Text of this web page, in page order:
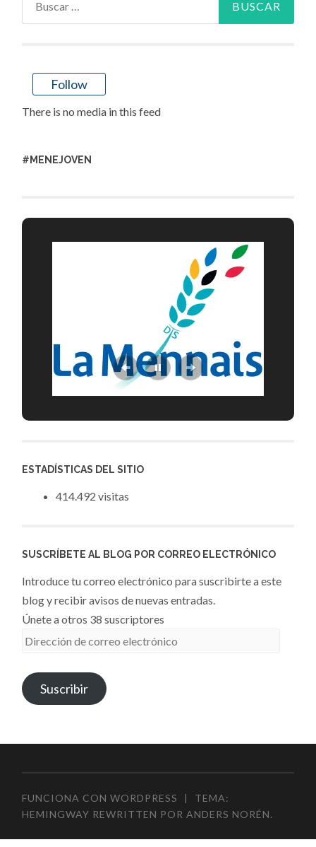
Follow
There is no media in this feed
#MENEJOVEN
ESTADÍSTICAS DEL SITIO
414.492 visitas
SUSCRÍBETE AL BLOG POR CORREO ELECTRÓNICO
Introduce tu correo electrónico para suscribirte a este
blog y recibir avisos de nuevas entradas.
Únete a otros 38 suscriptores
Dirección
correo
electrónico
Suscribir
FUNCIONA CON WORDPRESS
TEMA:
HEMINGWAY REWRITTEN PORANDERS NORÉN.